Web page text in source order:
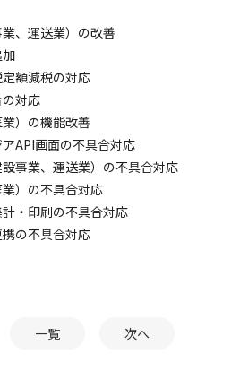
、運送業）の改善
額減税の対応
対応
）の機能改善
API画面の不具合対応
事業、運送業）の不具合対応
）の不具合対応
・印刷の不具合対応
の不具合対応
一覧 次へ